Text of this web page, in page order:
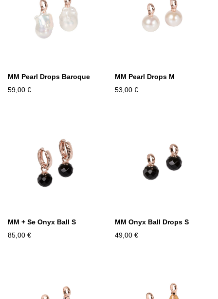
MM Pearl Drops Baroque
59,00 €
MM Pearl Drops M
53,00 €
MM + Se Onyx Ball S
85,00 €
MM Onyx Ball Drops S
49,00 €